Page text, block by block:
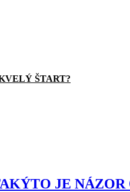
ŠTART?
JE